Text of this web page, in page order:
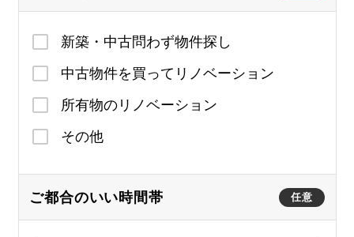
新築・中古問わず物件探し
中古物件を買ってリノベーション
所有物のリノベーション
その他
任意
ご都合のいい時間帯